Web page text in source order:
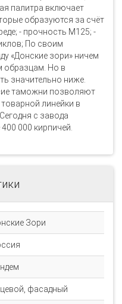
палитра включает
образуются за счёт
- прочность М125; -
По своим
«Донские зори» ничем
образцам. Но в
значительно ниже.
таможни позволяют
линейки в
с завода
000 кирпичей.
Зори
фасадный